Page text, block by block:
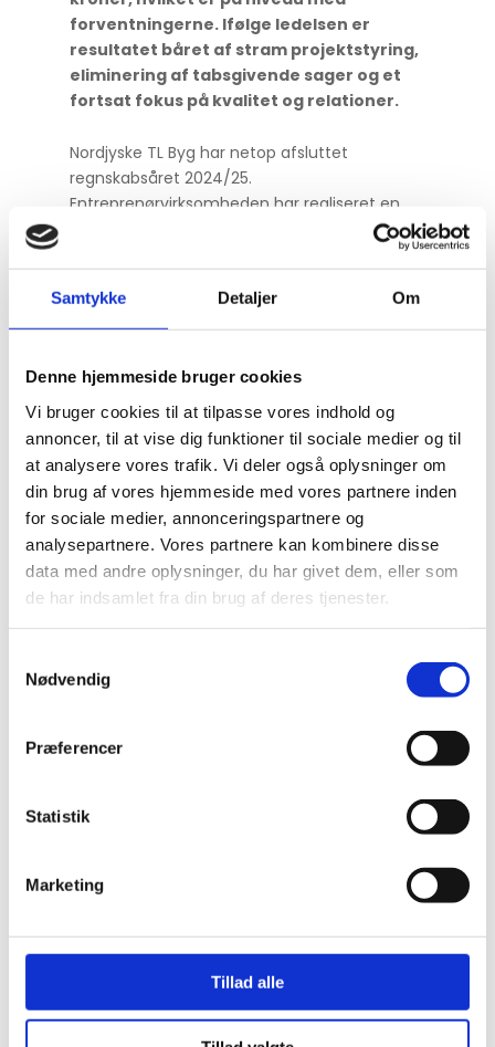
Samtykke Detaljer Om
Denne hjemmeside bruger cookies
Vi bruger cookies til at tilpasse vores indhold og
annoncer, til at vise dig funktioner til sociale medier og til
at analysere vores trafik. Vi deler også oplysninger om
din brug af vores hjemmeside med vores partnere inden
for sociale medier, annonceringspartnere og
analysepartnere. Vores partnere kan kombinere disse
data med andre oplysninger, du har givet dem, eller som
de har indsamlet fra din brug af deres tjenester.
Nødvendig
Præferencer
Statistik
Marketing
Tillad alle
forventningerne. Ifølge ledelsen er
resultatet båret af stram projektstyring,
eliminering af tabsgivende sager og et
fortsat fokus på kvalitet og relationer.
Nordjyske TL Byg har netop afsluttet
regnskabsåret 2024/25.
Entreprenørvirksomheden har realiseret en
bruttofortjeneste på 94 millioner kroner og et
resultat efter skat på 7,8 millioner kroner mod
udgør 55 millioner kroner, og soliditetsgraden
ligger på 34,7 procent, hvilket underbygger
fundament.
– Set i lyset af et vigende marked og en
fokuseret toplinje er vi tilfredse med at kunne
fastholde et stabilt resultat. Det er et direkte
resultat af en stærk styring af projekterne og
vores målrettede indsats for at undgå
tabssager. Vi har haft fokus på at gøre det, vi
er bedst til – og gøre det ordentligt
, siger adm.
direktør Jesper Hoffmann.
Hyllested:
– Resultatet viser, at medarbejderne fortsat
kvaliteten er høj, og løfter bliver holdt. Det er
spidsen for store projekter som opførelsen af
nye kontor- og produktionsfaciliteter for
Verdo i det østlige Aalborg, Dansk Cater i
Svenstrup, Rema 1000 i Kærby, C.F. Nielsen i